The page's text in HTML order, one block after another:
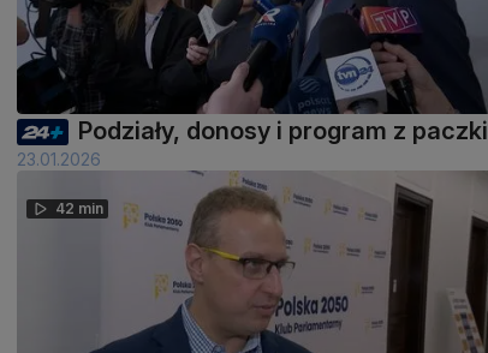
Podziały, donosy i program z paczki
23.01.2026
42 min